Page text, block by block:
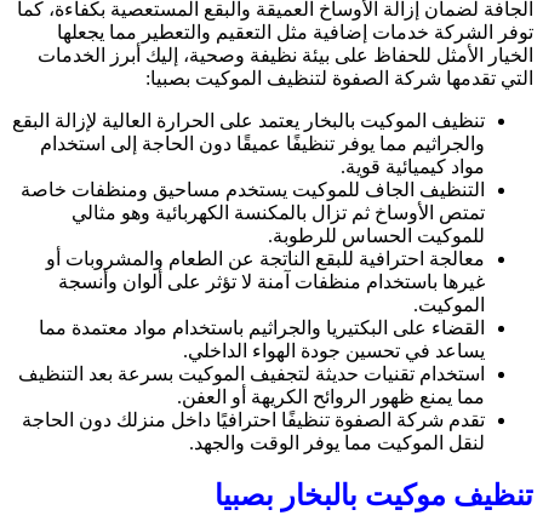
الجافة لضمان إزالة الأوساخ العميقة والبقع المستعصية بكفاءة، كما
توفر الشركة خدمات إضافية مثل التعقيم والتعطير مما يجعلها
الخيار الأمثل للحفاظ على بيئة نظيفة وصحية، إليك أبرز الخدمات
التي تقدمها شركة الصفوة لتنظيف الموكيت بصبيا:
تنظيف الموكيت بالبخار يعتمد على الحرارة العالية لإزالة البقع
والجراثيم مما يوفر تنظيفًا عميقًا دون الحاجة إلى استخدام
مواد كيميائية قوية.
التنظيف الجاف للموكيت يستخدم مساحيق ومنظفات خاصة
تمتص الأوساخ ثم تزال بالمكنسة الكهربائية وهو مثالي
للموكيت الحساس للرطوبة.
معالجة احترافية للبقع الناتجة عن الطعام والمشروبات أو
غيرها باستخدام منظفات آمنة لا تؤثر على ألوان وأنسجة
الموكيت.
القضاء على البكتيريا والجراثيم باستخدام مواد معتمدة مما
يساعد في تحسين جودة الهواء الداخلي.
استخدام تقنيات حديثة لتجفيف الموكيت بسرعة بعد التنظيف
مما يمنع ظهور الروائح الكريهة أو العفن.
تقدم شركة الصفوة تنظيفًا احترافيًا داخل منزلك دون الحاجة
لنقل الموكيت مما يوفر الوقت والجهد.
تنظيف موكيت بالبخار بصبيا